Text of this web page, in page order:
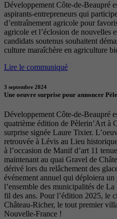
Développement Côte-de-Beaupré
aspirants-entrepreneurs qui
d’entraînement agricole pour
agricole et l’éclosion de nouvelles
candidats soutenus souhaitent
culture maraîchère en agriculture
Lire le communiqué
3 septembre 2024
Une oeuvre surprise pour annoncer
Développement Côte-de-Beaupré
quatrième édition de Pèlerin’Art à
surprise signée Laure Tixier.
retrouvée à Lévis au Lieu
à l’occasion de Manif d’art 11
maintenant au quai Gravel de
dérivé lors du relâchement des
événement annuel qui déploiera
l’ensemble des municipalités de
fil des ans. Pour l’édition 2025, le
Château-Richer, le tout premier
Nouvelle-France !